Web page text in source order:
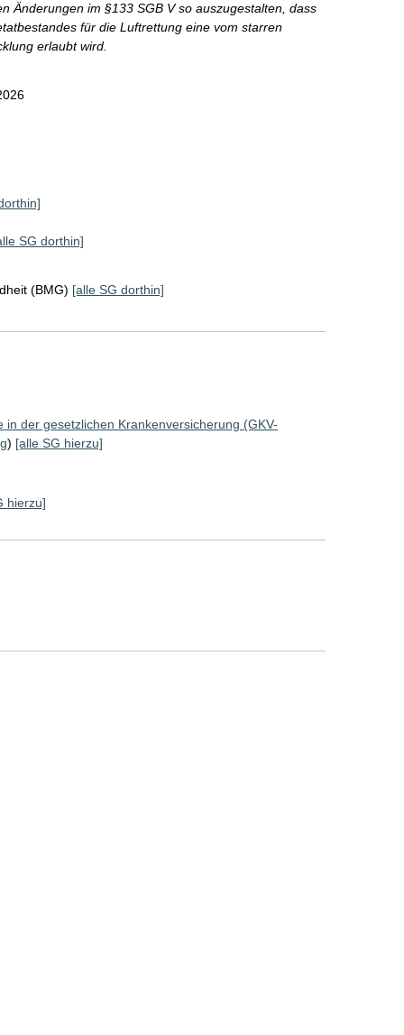
Änderungen im §133 SGB V so auszugestalten, dass
für die Luftrettung eine vom starren
erlaubt wird.
SG dorthin]
(BMG) [alle SG dorthin]
der gesetzlichen Krankenversicherung (GKV-
) [alle SG hierzu]
hierzu]